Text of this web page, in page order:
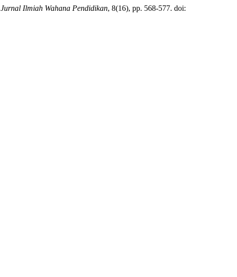
Jurnal Ilmiah Wahana Pendidikan, 8(16), pp. 568-577. doi: